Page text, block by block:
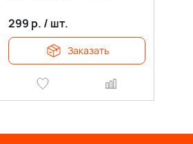
299 р. / шт.
Заказать